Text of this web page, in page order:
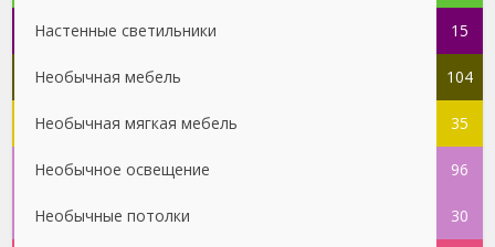
Настенные светильники 15
Необычная мебель 104
Необычная мягкая мебель 35
Необычное освещение 96
Необычные потолки 30